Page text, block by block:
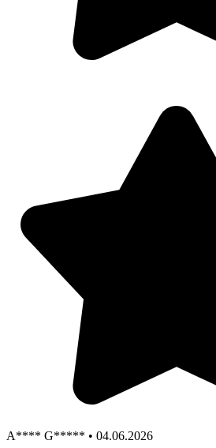
A**** G***** • 04.06.2026